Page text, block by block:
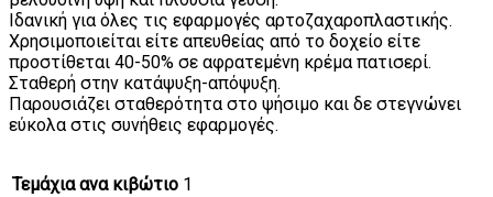
Ιδανική για όλες τις εφαρμογές αρτοζαχαροπλαστικής.
Χρησιμοποιείται είτε απευθείας από το δοχείο είτε
προστίθεται 40-50% σε αφρατεμένη κρέμα πατισερί.
Σταθερή στην κατάψυξη-απόψυξη.
Παρουσιάζει σταθερότητα στο ψήσιμο και δε στεγνώνει
εύκολα στις συνήθεις εφαρμογές.
Τεμάχια ανα κιβώτιο 1